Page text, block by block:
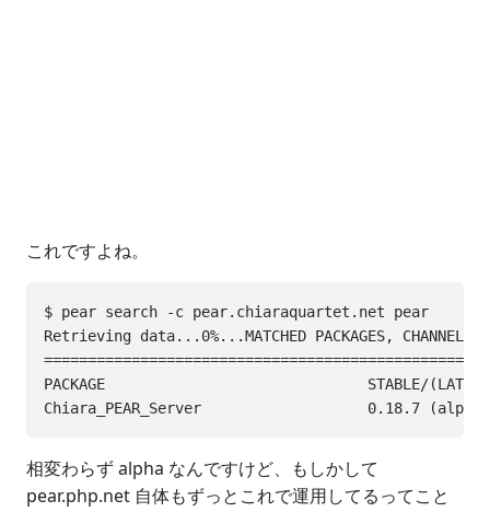
これですよね。
$ pear search -c pear.chiaraquartet.net pear
Retrieving data...0%...MATCHED PACKAGES, CHANNEL
=================================================
PACKAGE                              STABLE/(LATEST)
相変わらず alpha なんですけど、もしかして
pear.php.net 自体もずっとこれで運用してるってこと